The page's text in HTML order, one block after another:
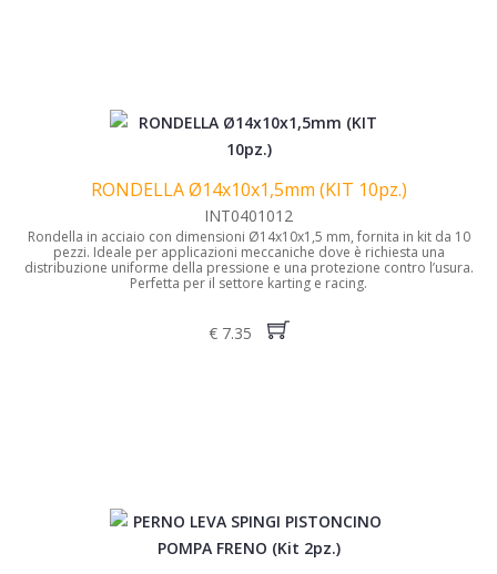
RONDELLA Ø14x10x1,5mm (KIT 10pz.)
INT0401012
Rondella in acciaio con dimensioni Ø14x10x1,5 mm, fornita in kit da 10
pezzi. Ideale per applicazioni meccaniche dove è richiesta una
distribuzione uniforme della pressione e una protezione contro l’usura.
Perfetta per il settore karting e racing.
€ 7.35